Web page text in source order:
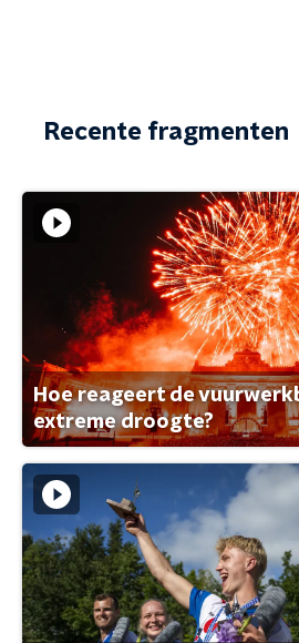
Recente fragmenten
Hoe reageert de
extreme droogte?